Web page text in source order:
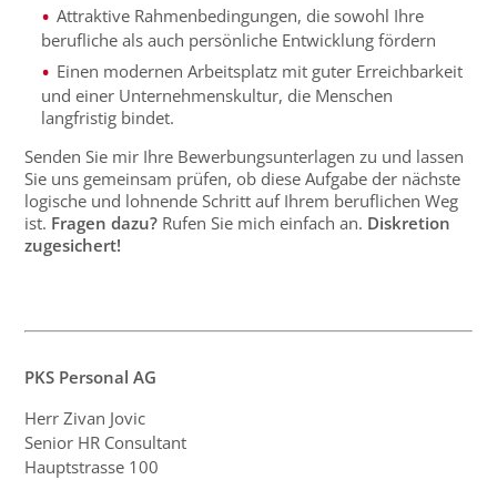
Attraktive Rahmenbedingungen, die sowohl Ihre
berufliche als auch persönliche Entwicklung fördern
Einen modernen Arbeitsplatz mit guter Erreichbarkeit
und einer Unternehmenskultur, die Menschen
langfristig bindet.
Senden Sie mir Ihre Bewerbungsunterlagen zu und lassen
Sie uns gemeinsam prüfen, ob diese Aufgabe der nächste
logische und lohnende Schritt auf Ihrem beruflichen Weg
ist. Fragen dazu? Rufen Sie mich einfach an. Diskretion
zugesichert!
PKS Personal AG
Herr Zivan Jovic
Senior HR Consultant
Hauptstrasse 100